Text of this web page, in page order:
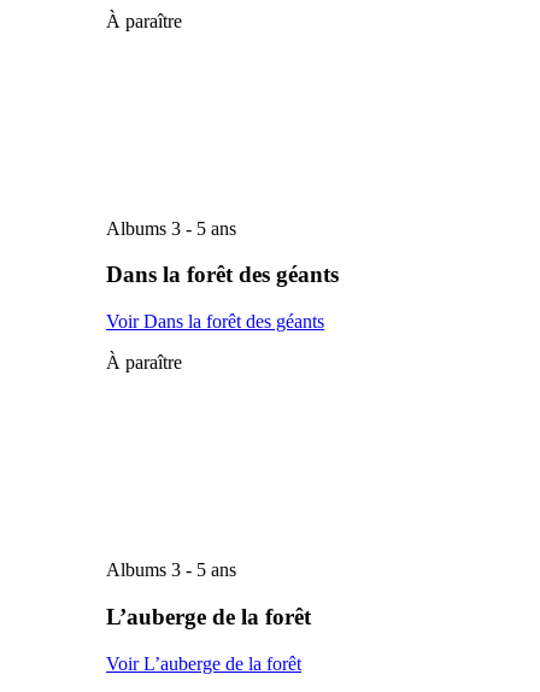
À paraître
Albums 3 - 5 ans
Dans la forêt des géants
Voir Dans la forêt des géants
À paraître
Albums 3 - 5 ans
L’auberge de la forêt
Voir L’auberge de la forêt